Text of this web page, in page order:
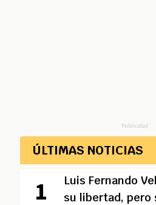
Publicidad
ÚLTIMAS NOTICIAS
Luis Fernando
su libertad, pero